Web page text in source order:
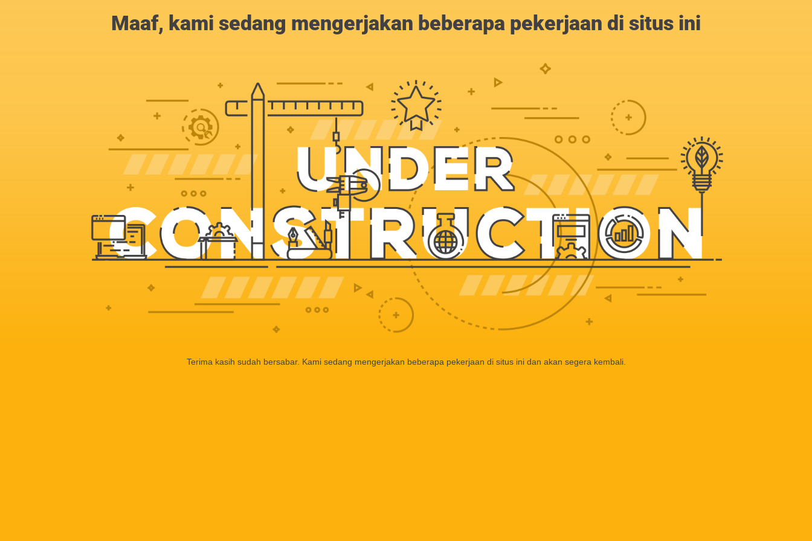
Maaf, kami sedang mengerjakan beberapa pekerjaan di situs ini
Terima kasih sudah bersabar. Kami sedang mengerjakan beberapa pekerjaan di situs ini dan akan segera kembali.